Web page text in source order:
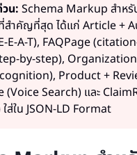
น: Schema Markup สำหรั
สำคัญที่สุด ได้แก่ Article +
E-A-T), FAQPage
by-step),
Product +
(Voice Search) และ
ส่ใน JSON-LD Format